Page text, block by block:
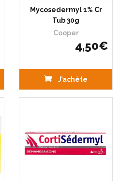
Mycosedermyl 1% Cr
Tub 30g
Cooper
4,50€
J’achète